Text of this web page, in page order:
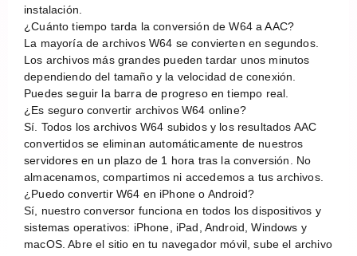
instalación.
¿Cuánto tiempo tarda la conversión de W64 a AAC?
La mayoría de archivos W64 se convierten en segundos.
Los archivos más grandes pueden tardar unos minutos
dependiendo del tamaño y la velocidad de conexión.
Puedes seguir la barra de progreso en tiempo real.
¿Es seguro convertir archivos W64 online?
Sí. Todos los archivos W64 subidos y los resultados AAC
convertidos se eliminan automáticamente de nuestros
servidores en un plazo de 1 hora tras la conversión. No
almacenamos, compartimos ni accedemos a tus archivos.
¿Puedo convertir W64 en iPhone o Android?
Sí, nuestro conversor funciona en todos los dispositivos y
sistemas operativos: iPhone, iPad, Android, Windows y
macOS. Abre el sitio en tu navegador móvil, sube el archivo